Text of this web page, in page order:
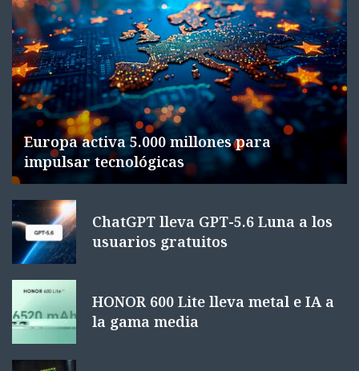
Europa activa 5.000 millones para
impulsar tecnológicas
ChatGPT lleva GPT-5.6 Luna a los
usuarios gratuitos
HONOR 600 Lite lleva metal e IA a
la gama media